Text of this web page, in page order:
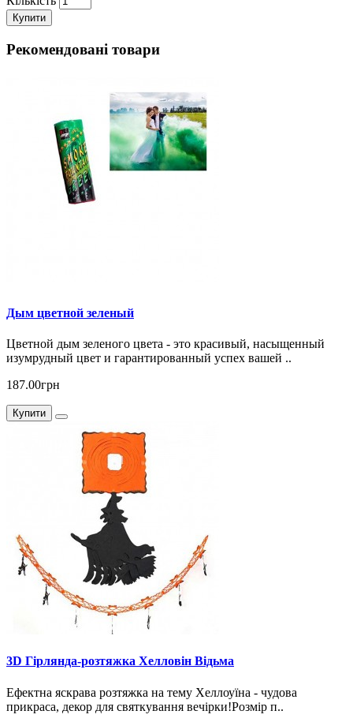
Купити
Рекомендовані товари
Дым цветной зеленый
Цветной дым зеленого цвета - это красивый, насыщенный
изумрудный цвет и гарантированный успех вашей ..
187.00грн
Купити
3D Гірлянда-розтяжка Хелловін Відьма
Ефектна яскрава розтяжка на тему Хеллоуїна - чудова
прикраса, декор для святкування вечірки!Розмір п..